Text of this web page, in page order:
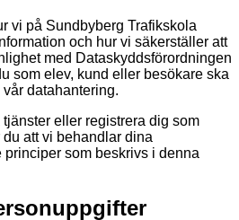
vi på Sundbyberg Trafikskola
och hur vi säkerställer att
med Dataskyddsförordningen
som elev, kund eller besökare ska
datahantering.
eller registrera dig som
att vi behandlar dina
som beskrivs i denna